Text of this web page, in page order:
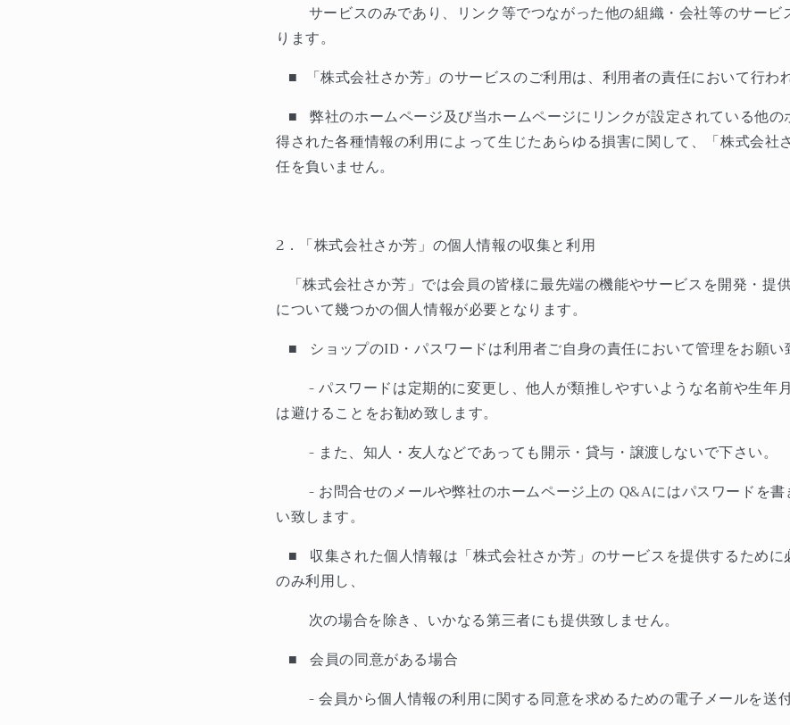
サービスのみであり、リンク等でつながった他の組織・会社等のサービ
ります。
■
「株式会社さか芳」のサービスのご利用は、利用者の責任において行わ
■ 弊社のホームページ及び当ホームページにリンクが設定されている他
得された各種情報の利用によって生じたあらゆる損害に関して、「株式会社
任を負いません。
2 ．「株式会社さか芳」の個人情報の収集と利用
「株式会社さか芳」では会員の皆様に最先端の機能やサービスを開発・提
について幾つかの個人情報が必要となります。
■
ショップのID ・パスワードは利用者ご自身の責任において管理をお願い
-パスワードは定期的に変更し、他人が類推しやすいような名前や生年月
は避けることをお勧め致します。
- また、知人・友人などであっても開示・貸与・譲渡しないで下さい。
- お問合せのメールや弊社のホームページ上の Q&Aにはパスワードを
い致します。
■ 収集された個人情報は「株式会社さか芳」のサービスを提供するために
のみ利用し、
次の場合を除き、いかなる第三者にも提供致しません。
■ 会員の同意がある場合
-会員から個人情報の利用に関する同意を求めるための電子メールを送